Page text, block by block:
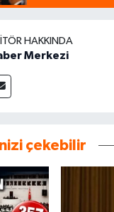
HAKKINDA
Merkezi
çekebilir